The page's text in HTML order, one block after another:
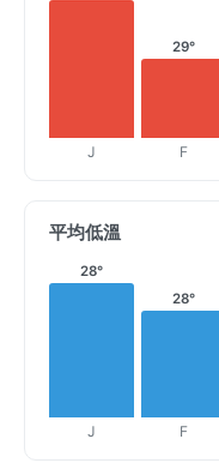
J
29°
F
平均低溫
28°
J
28°
F